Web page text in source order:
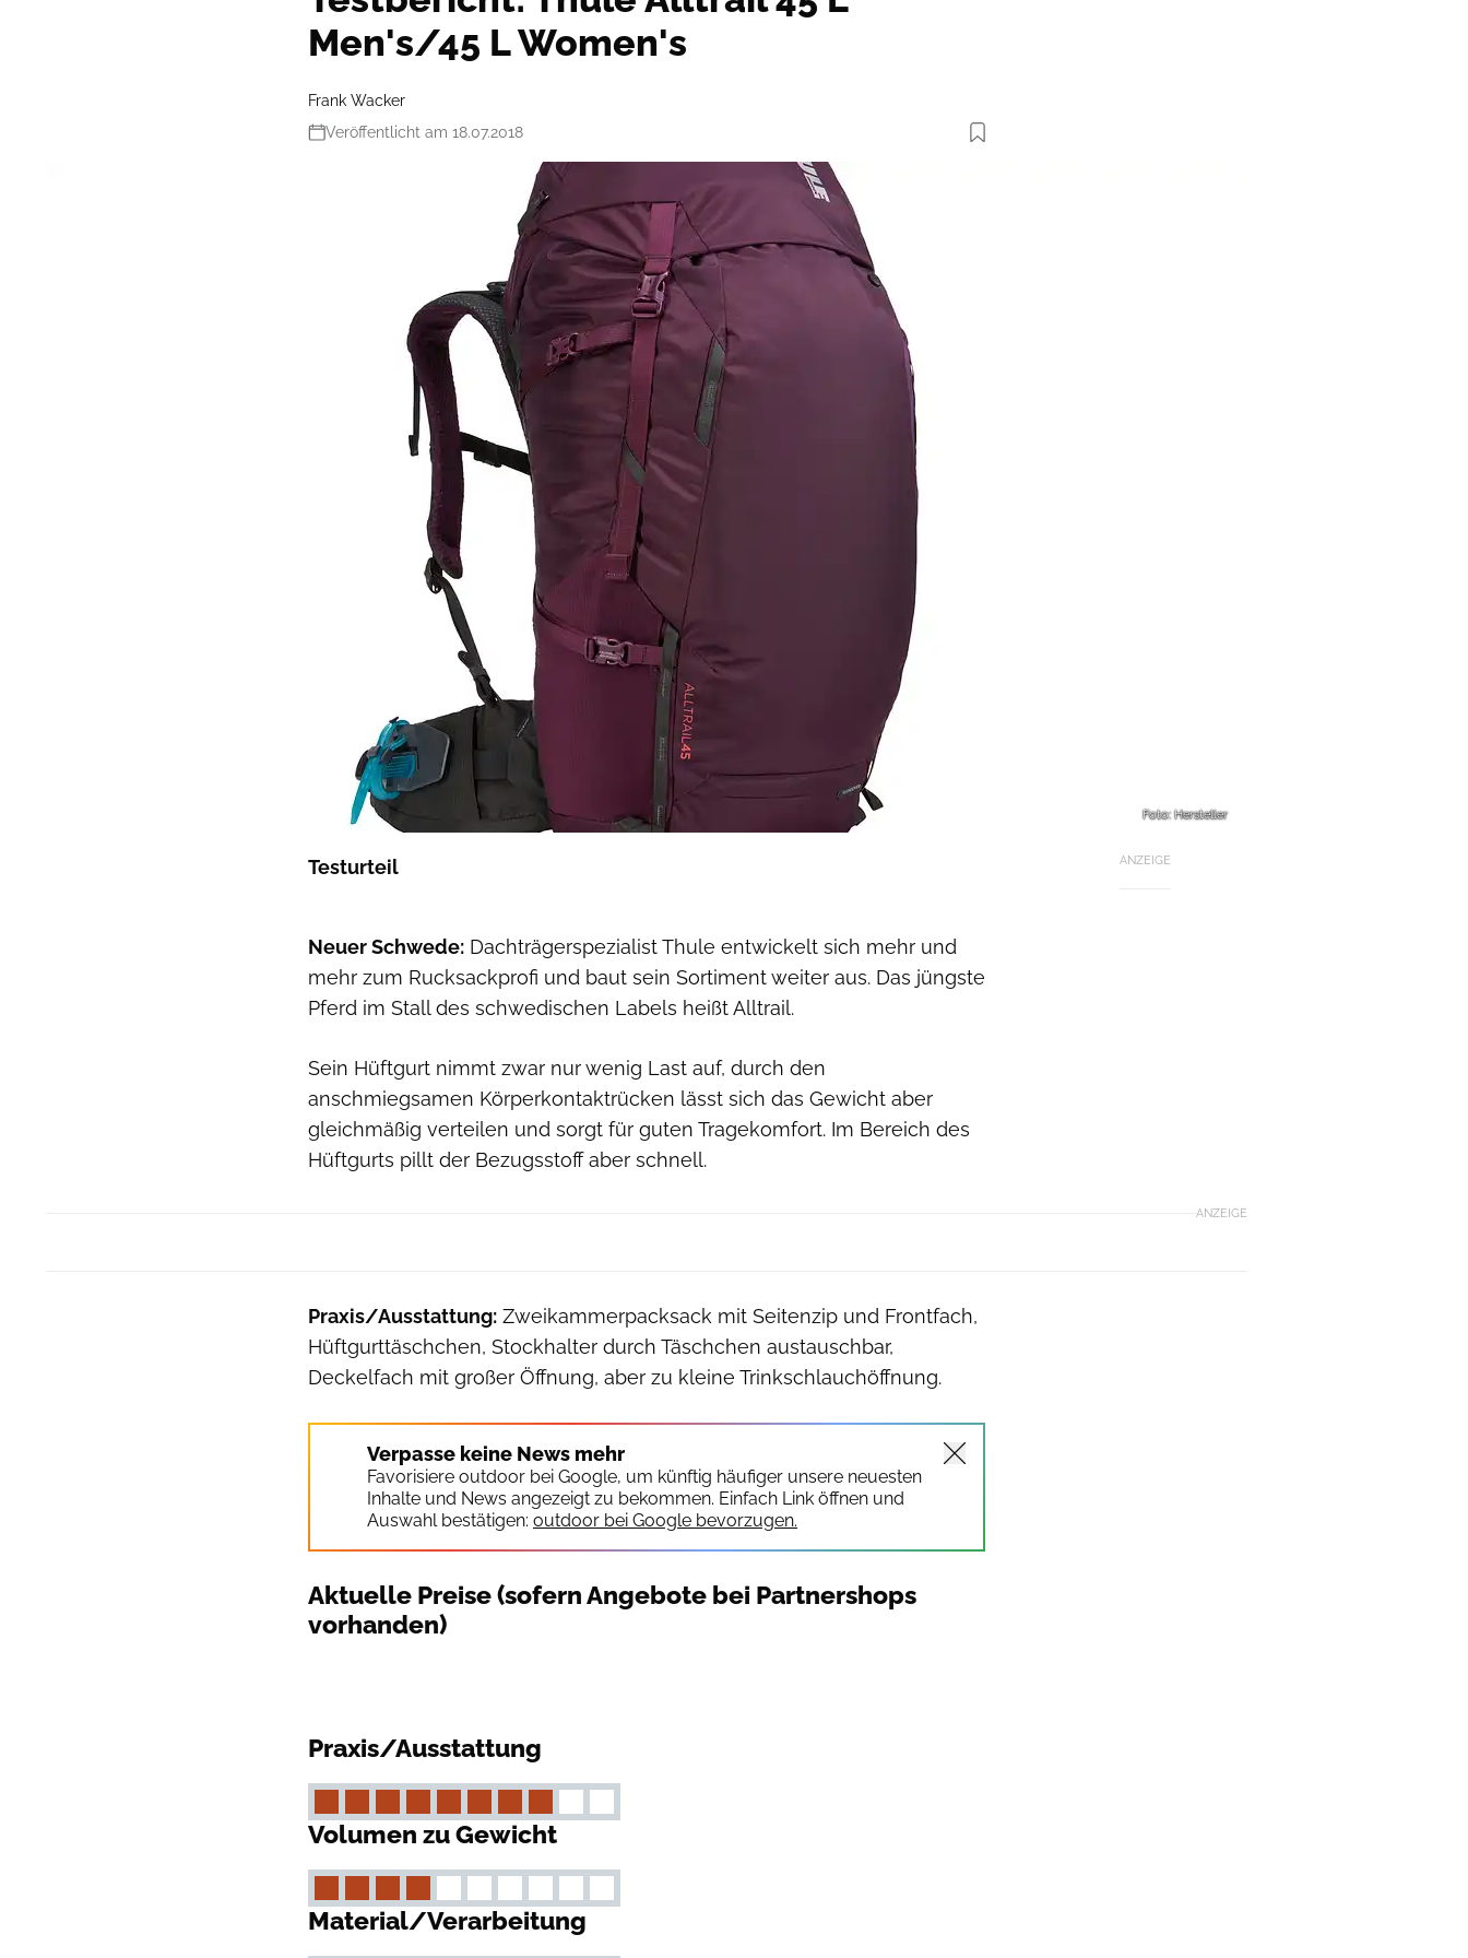
Men's/45 L Women's
Frank Wacker
Veröffentlicht am 18.07.2018
Foto: Hersteller
ANZEIGE
Testurteil
Neuer Schwede: Dachträgerspezialist Thule entwickelt sich mehr und
mehr zum Rucksackprofi und baut sein Sortiment weiter aus. Das jüngste
Pferd im Stall des schwedischen Labels heißt Alltrail.
Sein Hüftgurt nimmt zwar nur wenig Last auf, durch den
anschmiegsamen Körperkontaktrücken lässt sich das Gewicht aber
gleichmäßig verteilen und sorgt für guten Tragekomfort. Im Bereich des
Hüftgurts pillt der Bezugsstoff aber schnell.
ANZEIGE
Praxis/Ausstattung: Zweikammerpacksack mit Seitenzip und Frontfach,
Hüftgurttäschchen, Stockhalter durch Täschchen austauschbar,
Deckelfach mit großer Öffnung, aber zu kleine Trinkschlauchöffnung.
Verpasse keine News mehr
Favorisiere outdoor bei Google, um künftig häufiger unsere neuesten
Inhalte und News angezeigt zu bekommen. Einfach Link öffnen und
Auswahl bestätigen: outdoor bei Google bevorzugen.
Aktuelle Preise (sofern Angebote bei Partnershops
vorhanden)
Praxis/Ausstattung
Volumen zu Gewicht
Material/Verarbeitung